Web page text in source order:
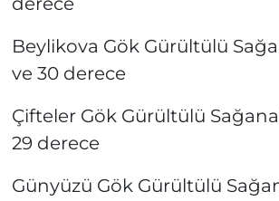
Beylikova Gök Gürültülü
ve 30 derece
Çifteler Gök Gürültülü
29 derece
Günyüzü Gök Gürültülü